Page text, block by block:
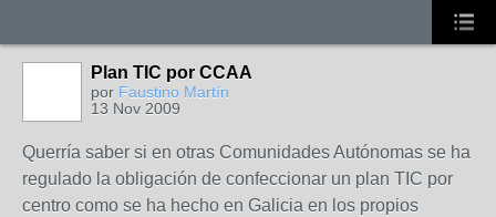
Plan TIC por CCAA
por Faustino Martín
13 Nov 2009
Querría saber si en otras Comunidades Autónomas se ha
regulado la obligación de confeccionar un plan TIC por
centro como se ha hecho en Galicia en los propios